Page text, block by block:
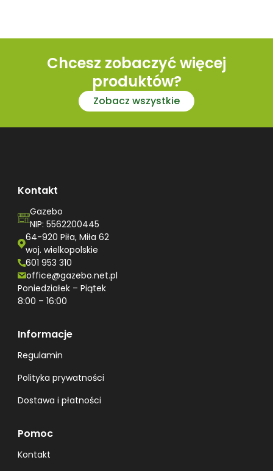
Chcesz zobaczyć więcej
produktów?
Zobacz wszystkie
Kontakt
Gazebo
NIP: 5562200445
64-920 Piła, Miła 62
woj. wielkopolskie
601 953 310
office@gazebo.net.pl
Poniedziałek – Piątek
8:00 – 16:00
Informacje
Regulamin
Polityka prywatności
Dostawa i płatności
Pomoc
Kontakt